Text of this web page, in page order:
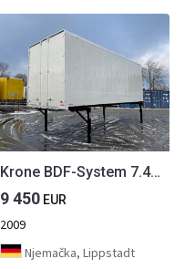
Krone BDF-System 7.450 mm, LACK NEU, Eckhöhe: 2.900 mm,
9 450 EUR
2009
Njemačka, Lippstadt